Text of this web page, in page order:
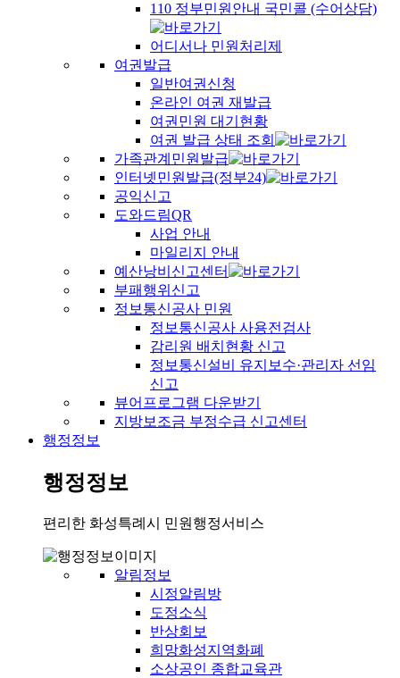
110 정부민원안내 국민콜 (수어상담)
어디서나 민원처리제
여권발급
일반여권신청
온라인 여권 재발급
여권민원 대기현황
여권 발급 상태 조회
가족관계민원발급
인터넷민원발급(정부24)
공익신고
도와드림QR
사업 안내
마일리지 안내
예산낭비신고센터
부패행위신고
정보통신공사 민원
정보통신공사 사용전검사
감리원 배치현황 신고
정보통신설비 유지보수·관리자 선임
신고
뷰어프로그램 다운받기
지방보조금 부정수급 신고센터
행정정보
행정정보
편리한 화성특례시 민원행정서비스
알림정보
시정알림방
도정소식
반상회보
희망화성지역화폐
소상공인 종합교육관